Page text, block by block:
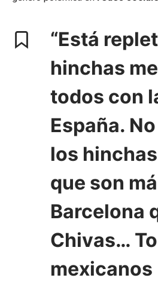
“Está
hinchas
todos con
España.
los
que son
Barcelona
Chivas…
mexicanos